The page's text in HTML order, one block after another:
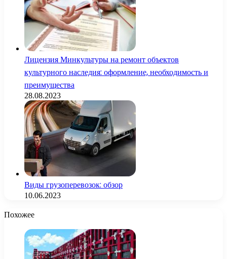
Лицензия Минкультуры на ремонт объектов
культурного наследия: оформление, необходимость и
преимущества
28.08.2023
Виды грузоперевозок: обзор
10.06.2023
Похожее